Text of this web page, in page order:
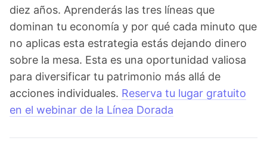
diez años. Aprenderás las tres líneas que
dominan tu economía y por qué cada minuto que
no aplicas esta estrategia estás dejando dinero
sobre la mesa. Esta es una oportunidad valiosa
para diversificar tu patrimonio más allá de
acciones individuales. Reserva tu lugar gratuito
en el webinar de la Línea Dorada